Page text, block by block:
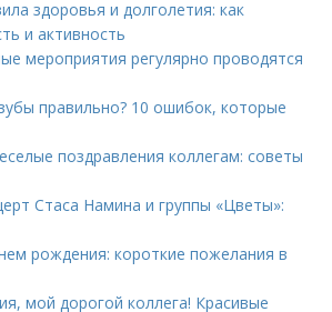
здоровья и долголетия: как
и активность
мероприятия регулярно проводятся
правильно? 10 ошибок, которые
поздравления коллегам: советы
Стаса Намина и группы «Цветы»:
рождения: короткие пожелания в
мой дорогой коллега! Красивые